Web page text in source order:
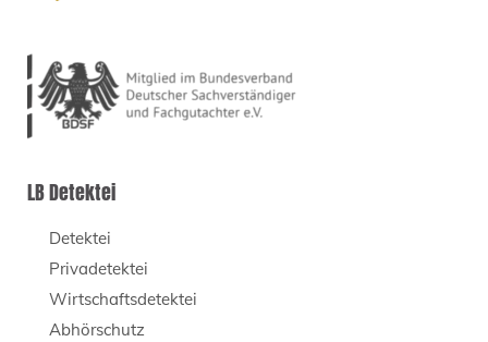
LB Detektei
Detektei
Privadetektei
Wirtschaftsdetektei
Abhörschutz